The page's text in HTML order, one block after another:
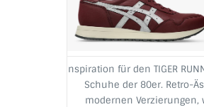
nspiration für den TIGER
Schuhe der 80er. Retro-
modernen Verzierungen,